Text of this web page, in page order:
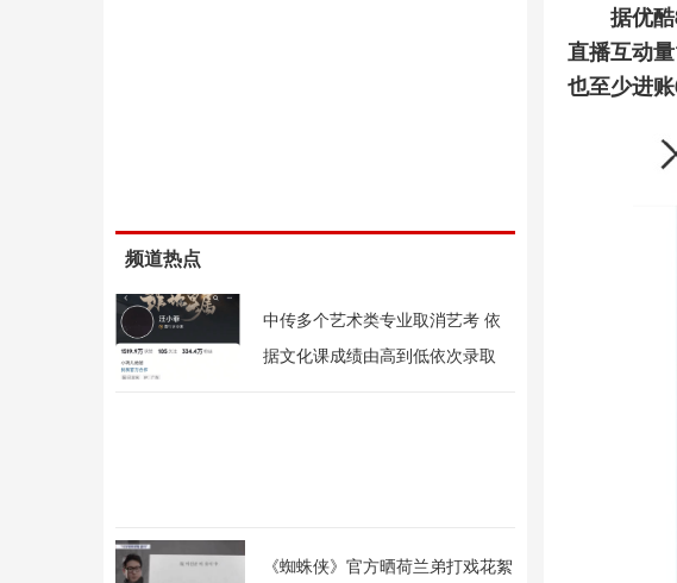
频道热点
中传多个艺术类专业取消艺考 依
据文化课成绩由高到低依次录取
《蜘蛛侠》官方晒荷兰弟打戏花絮
据优
直播互动
也至少进账